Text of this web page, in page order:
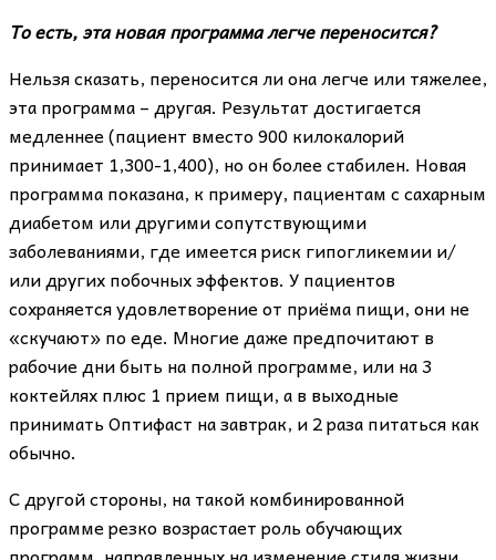
То есть, эта новая программа легче переносится?
Нельзя сказать, переносится ли она легче или тяжелее,
эта программа – другая. Результат достигается
медленнее (пациент вместо 900 килокалорий
принимает 1,300-1,400), но он более стабилен. Новая
программа показана, к примеру, пациентам с сахарным
диабетом или другими сопутствующими
заболеваниями, где имеется риск гипогликемии и/
или других побочных эффектов. У пациентов
сохраняется удовлетворение от приёма пищи, они не
«скучают» по еде. Многие даже предпочитают в
рабочие дни быть на полной программе, или на 3
коктейлях плюс 1 прием пищи, а в выходные
принимать Оптифаст на завтрак, и 2 раза питаться как
обычно.
С другой стороны, на такой комбинированной
программе резко возрастает роль обучающих